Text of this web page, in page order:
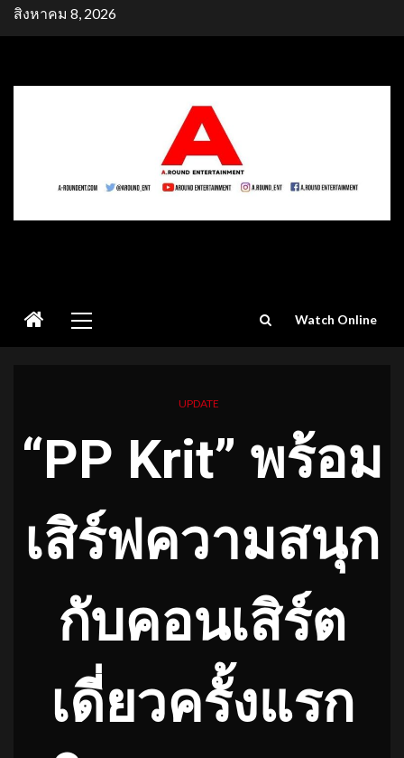
Skipสิงหาคม 8, 2026
Menu
Watch Online
UPDATE
“PP Krit” พร้อม
เสิร์ฟความสนุก
กับคอนเสิร์ต
เดี่ยวครั้งแรก